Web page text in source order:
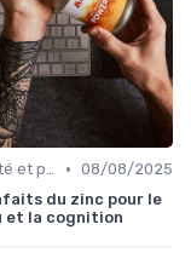
Longévité et prévention • 08/08/2025
du zinc pour le
et la cognition